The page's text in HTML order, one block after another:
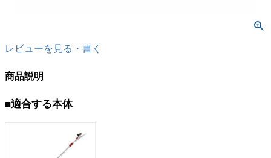
レビューを見る・書く
商品説明
■適合する本体